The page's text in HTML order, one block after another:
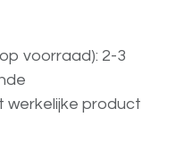
voorraad): 2-3
werkelijke product